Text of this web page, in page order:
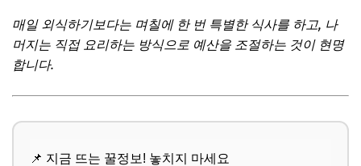
매일 외식하기보다는 며칠에 한 번 특별한 식사를 하고, 나
머지는 직접 요리하는 방식으로 예산을 조절하는 것이 현명
합니다.
📌 지금 뜨는 꿀정보! 놓치지 마세요